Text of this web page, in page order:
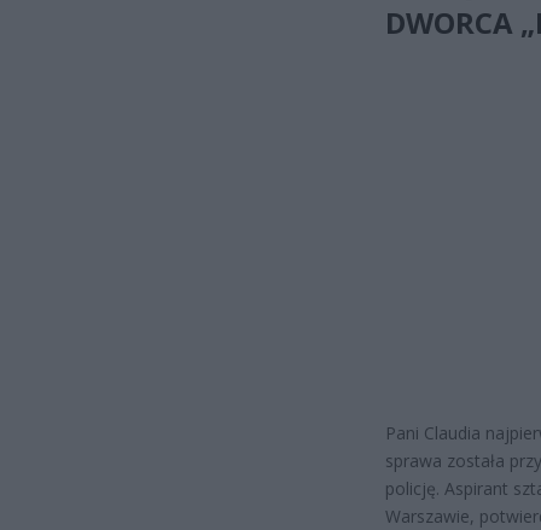
DWORCA
Pani Claudia
sprawa została
policję. Aspirant
Warszawie,